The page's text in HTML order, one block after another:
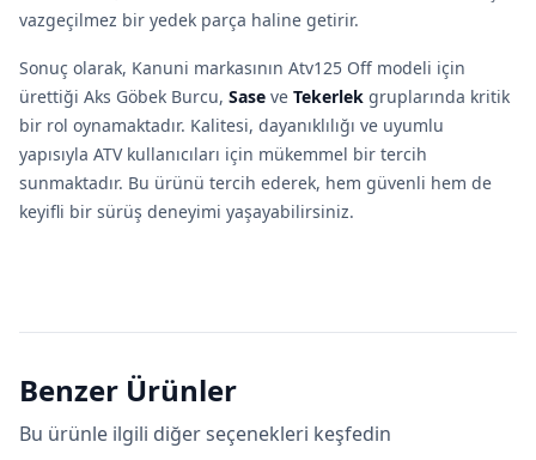
vazgeçilmez bir yedek parça haline getirir.
Sonuç olarak, Kanuni markasının Atv125 Off modeli için
ürettiği Aks Göbek Burcu, Sase ve Tekerlek gruplarında kritik
bir rol oynamaktadır. Kalitesi, dayanıklılığı ve uyumlu
yapısıyla ATV kullanıcıları için mükemmel bir tercih
sunmaktadır. Bu ürünü tercih ederek, hem güvenli hem de
keyifli bir sürüş deneyimi yaşayabilirsiniz.
Benzer Ürünler
Bu ürünle ilgili diğer seçenekleri keşfedin